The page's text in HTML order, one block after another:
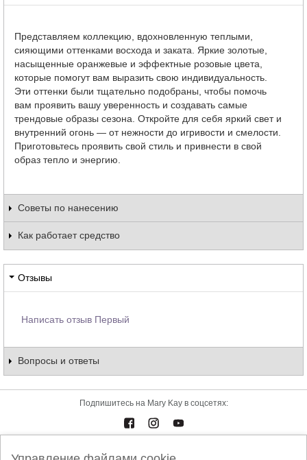
Представляем коллекцию, вдохновленную теплыми,
сияющими оттенками восхода и заката. Яркие золотые,
насыщенные оранжевые и эффектные розовые цвета,
которые помогут вам выразить свою индивидуальность.
Эти оттенки были тщательно подобраны, чтобы помочь
вам проявить вашу уверенность и создавать самые
трендовые образы сезона. Откройте для себя яркий свет и
внутренний огонь — от нежности до игривости и смелости.
Приготовьтесь проявить свой стиль и привнести в свой
образ тепло и энергию.
Советы по нанесению
Как работает средство
Отзывы
Написать отзыв Первый
Вопросы и ответы
Подпишитесь на Mary Kay в соцсетях:
Каталоги Контакты